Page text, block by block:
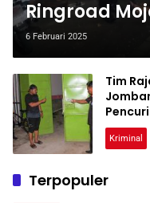
Ringroad
Amankan 13
Sepeda
6 Februari 2025
Tim
Kriminal
Terpopuler